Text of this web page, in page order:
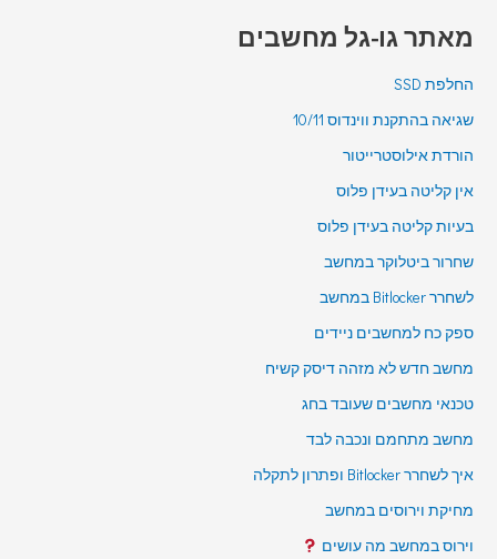
מאתר גו-גל מחשבים
החלפת SSD
שגיאה בהתקנת ווינדוס 10/11
הורדת אילוסטרייטור
אין קליטה בעידן פלוס
בעיות קליטה בעידן פלוס
שחרור ביטלוקר במחשב
לשחרר Bitlocker במחשב
ספק כח למחשבים ניידים
מחשב חדש לא מזהה דיסק קשיח
טכנאי מחשבים שעובד בחג
מחשב מתחמם ונכבה לבד
איך לשחרר Bitlocker ופתרון לתקלה
מחיקת וירוסים במחשב
וירוס במחשב מה עושים